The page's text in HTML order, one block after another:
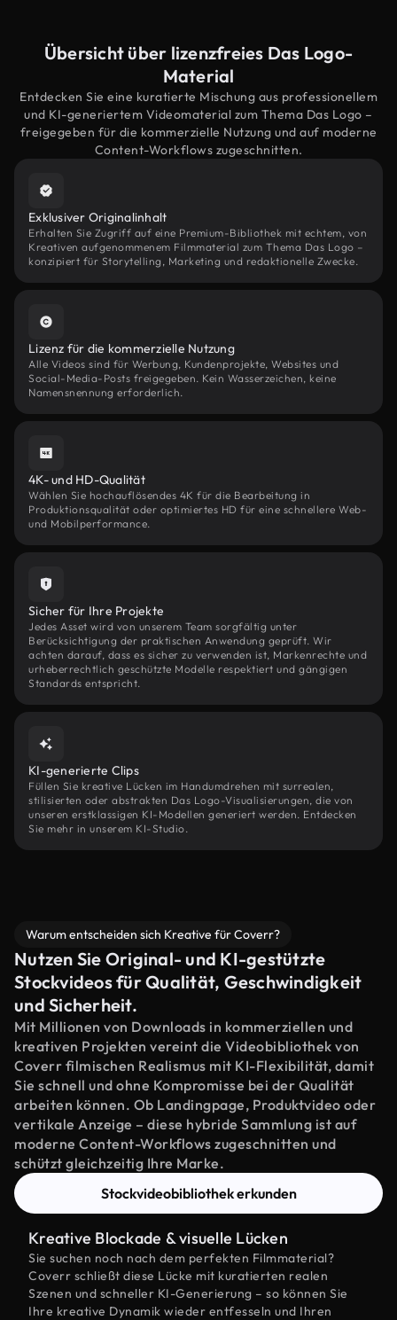
Übersicht über lizenzfreies Das Logo-
Material
Entdecken Sie eine kuratierte Mischung aus professionellem
und KI-generiertem Videomaterial zum Thema Das Logo –
freigegeben für die kommerzielle Nutzung und auf moderne
Content-Workflows zugeschnitten.
Exklusiver Originalinhalt
Erhalten Sie Zugriff auf eine Premium-Bibliothek mit echtem, von
Kreativen aufgenommenem Filmmaterial zum Thema Das Logo –
konzipiert für Storytelling, Marketing und redaktionelle Zwecke.
Lizenz für die kommerzielle Nutzung
Alle Videos sind für Werbung, Kundenprojekte, Websites und
Social-Media-Posts freigegeben. Kein Wasserzeichen, keine
Namensnennung erforderlich.
4K- und HD-Qualität
Wählen Sie hochauflösendes 4K für die Bearbeitung in
Produktionsqualität oder optimiertes HD für eine schnellere Web-
und Mobilperformance.
Sicher für Ihre Projekte
Jedes Asset wird von unserem Team sorgfältig unter
Berücksichtigung der praktischen Anwendung geprüft. Wir
achten darauf, dass es sicher zu verwenden ist, Markenrechte und
urheberrechtlich geschützte Modelle respektiert und gängigen
Standards entspricht.
KI-generierte Clips
Füllen Sie kreative Lücken im Handumdrehen mit surrealen,
stilisierten oder abstrakten Das Logo-Visualisierungen, die von
unseren erstklassigen KI-Modellen generiert werden. Entdecken
Sie mehr in unserem KI-Studio.
Warum entscheiden sich Kreative für Coverr?
Nutzen Sie Original- und KI-gestützte
Stockvideos für Qualität, Geschwindigkeit
und Sicherheit.
Mit Millionen von Downloads in kommerziellen und
kreativen Projekten vereint die Videobibliothek von
Coverr filmischen Realismus mit KI-Flexibilität, damit
Sie schnell und ohne Kompromisse bei der Qualität
arbeiten können. Ob Landingpage, Produktvideo oder
vertikale Anzeige – diese hybride Sammlung ist auf
moderne Content-Workflows zugeschnitten und
schützt gleichzeitig Ihre Marke.
Stockvideobibliothek erkunden
Kreative Blockade & visuelle Lücken
Sie suchen noch nach dem perfekten Filmmaterial?
Coverr schließt diese Lücke mit kuratierten realen
Szenen und schneller KI-Generierung – so können Sie
Ihre kreative Dynamik wieder entfesseln und Ihren